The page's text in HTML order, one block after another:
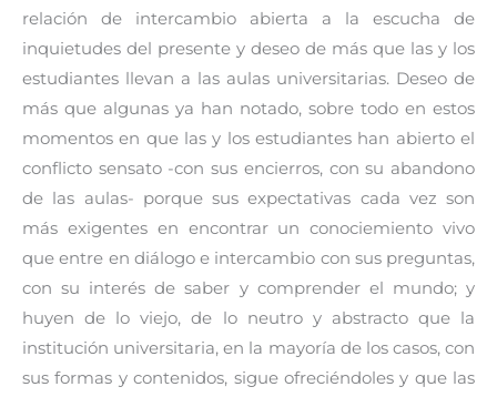
relación de intercambio abierta a la escucha de
inquietudes del presente y deseo de más que las y los
estudiantes llevan a las aulas universitarias. Deseo de
más que algunas ya han notado, sobre todo en estos
momentos en que las y los estudiantes han abierto el
conflicto sensato -con sus encierros, con su abandono
de las aulas- porque sus expectativas cada vez son
más exigentes en encontrar un conociemiento vivo
que entre en diálogo e intercambio con sus preguntas,
con su interés de saber y comprender el mundo; y
huyen de lo viejo, de lo neutro y abstracto que la
institución universitaria, en la mayoría de los casos, con
sus formas y contenidos, sigue ofreciéndoles y que las